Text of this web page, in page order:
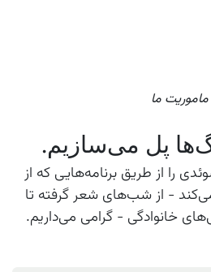
ماموریت ما
پل می‌سازیم.
را از طریق برنامه‌هایی که از
- از شب‌های شعر گرفته تا
خانوادگی - گرامی می‌داریم.